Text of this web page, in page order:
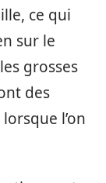
ce qui
sur le
grosses
des
l’on